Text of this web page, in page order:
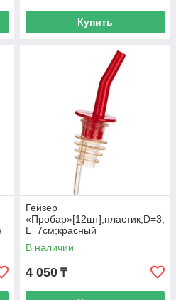
Купить
Гейзер
«Пробар»[12шт];пластик;D=3,
L=7см;красный
В наличии
4 050 ₸